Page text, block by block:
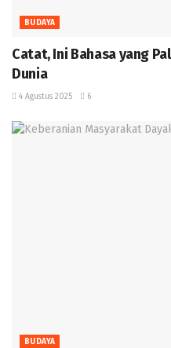
BUDAYA
‎Catat, Ini Bahasa yang
Dunia ‎
4 Agustus 2025 6
BUDAYA